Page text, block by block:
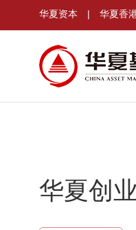
华夏资本 | 华夏香
华夏创